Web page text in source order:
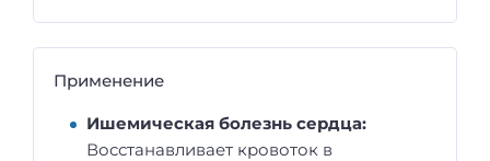
Применение
Ишемическая болезнь сердца:
Восстанавливает кровоток в